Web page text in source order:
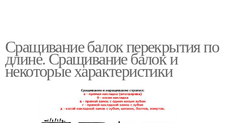
Сращивание балок перекрытия по
длине. Сращивание балок и
некоторые характеристики